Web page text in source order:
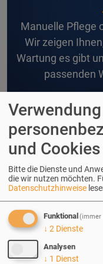
Manuelle Pflege
Wir zeigen
Wartung es gibt
passenden
und Cookies
Bitte die Dienste und
die wir nutzen möchten.
Datenschutzhinweise
Funktional(immer
↓ 2 Dienste
Analysen
↓ 1 Dienst